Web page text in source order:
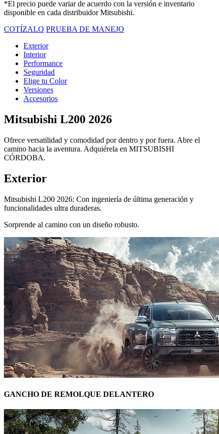
*El precio puede variar de acuerdo con la versión e inventario
disponible en cada distribuidor Mitsubishi.
COTÍZALO PRUEBA DE MANEJO
Exterior
Interior
Performance
Seguridad
Elige tu Color
Versiones
Accesorios
Mitsubishi L200 2026
Ofrece versatilidad y comodidad por dentro y por fuera. Abre el
camino hacia la aventura. Adquiérela en MITSUBISHI
CÓRDOBA.
Exterior
Mitsubishi L200 2026: Con ingeniería de última generación y
funcionalidades ultra duraderas.
Sorprende al camino con un diseño robusto.
GANCHO DE REMOLQUE DELANTERO